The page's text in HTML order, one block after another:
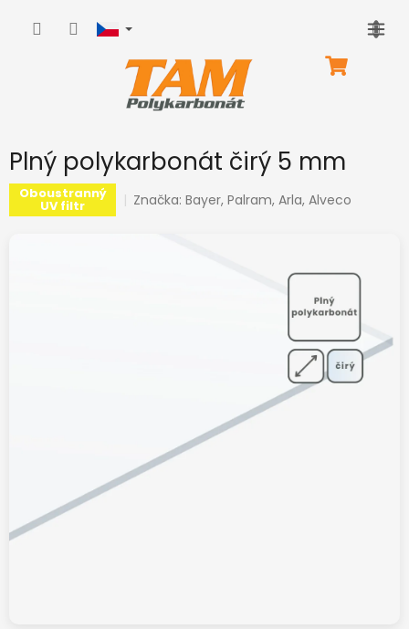
NÁKUPNÍ
Plný polykarbonát čirý 5 mm
Oboustranný
UV filtr Značka:Bayer, Palram, Arla, Alveco